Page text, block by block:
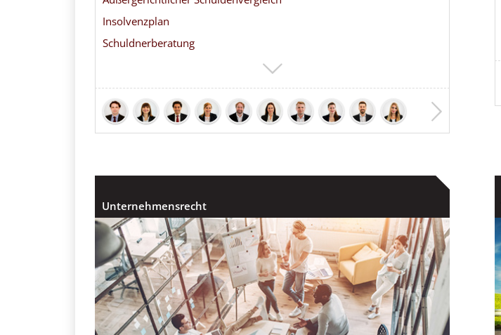
Insolvenzplan
Schuldnerberatung
Unternehmensrecht